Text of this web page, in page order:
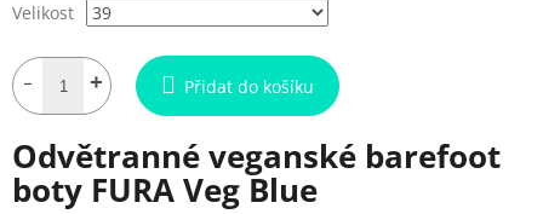
Velikost
Přidat do košíku
Odvětranné veganské barefoot
boty FURA Veg Blue